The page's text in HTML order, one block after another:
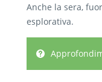
Anche la sera,
esplorativa.